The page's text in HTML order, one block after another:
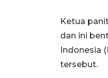
Ketua
dan ini
Indonesia
tersebut.